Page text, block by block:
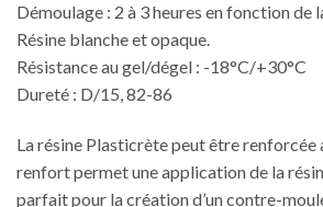
Démoulage : 2 à 3 heures en fonction de
Résine blanche et opaque.
Résistance au gel/dégel : -18°C/+30°C
Dureté : D/15, 82-86
La résine Plasticrète peut être renforcée
renfort permet une application de la
parfait pour la création d’un contre-